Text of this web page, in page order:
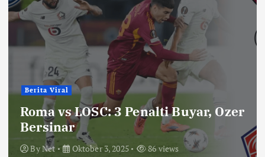
Berita Viral
Roma vs LOSC: 3 Penalti Buyar, Ozer
Bersinar
ByNet Oktober 3, 2025 86 views